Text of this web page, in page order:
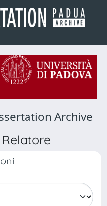
Archive